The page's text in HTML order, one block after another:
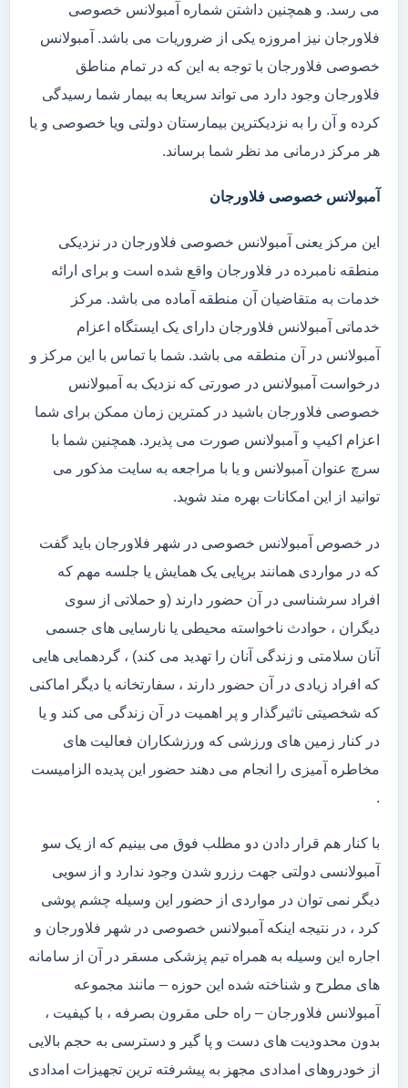
می رسد. و همچنین داشتن شماره آمبولانس خصوصی
فلاورجان نیز امروزه یکی از ضروریات می باشد. آمبولانس
خصوصی فلاورجان با توجه به این که در تمام مناطق
فلاورجان وجود دارد می تواند سریعا به بیمار شما رسیدگی
کرده و آن را به نزدیکترین بیمارستان دولتی ویا خصوصی و یا
هر مرکز درمانی مد نظر شما برساند.
آمبولانس خصوصی فلاورجان
این مرکز یعنی آمبولانس خصوصی فلاورجان در نزدیکی
منطقه نامبرده در فلاورجان واقع شده است و برای ارائه
خدمات به متقاضیان آن منطقه آماده می باشد. مرکز
خدماتی آمبولانس فلاورجان دارای یک ایستگاه اعزام
آمبولانس در آن منطقه می باشد. شما با تماس با این مرکز و
درخواست آمبولانس در صورتی که نزدیک به آمبولانس
خصوصی فلاورجان باشید در کمترین زمان ممکن برای شما
اعزام اکیپ و آمبولانس صورت می پذیرد. همچنین شما با
سرچ عنوان آمبولانس و یا با مراجعه به سایت مذکور می
توانید از این امکانات بهره مند شوید.
در خصوص آمبولانس خصوصی در شهر فلاورجان باید گفت
که در مواردی همانند برپایی یک همایش یا جلسه مهم که
افراد سرشناسی در آن حضور دارند (و حملاتی از سوی
دیگران ، حوادث ناخواسته محیطی یا نارسایی های جسمی
آنان سلامتی و زندگی آنان را تهدید می کند) ، گردهمایی هایی
که افراد زیادی در آن حضور دارند ، سفارتخانه یا دیگر اماکنی
که شخصیتی تاثیرگذار و پر اهمیت در آن زندگی می کند و یا
در کنار زمین های ورزشی که ورزشکاران فعالیت های
مخاطره آمیزی را انجام می دهند حضور این پدیده الزامیست
.
با کنار هم قرار دادن دو مطلب فوق می بینیم که از یک سو
آمبولانسی دولتی جهت رزرو شدن وجود ندارد و از سویی
دیگر نمی توان در مواردی از حضور این وسیله چشم پوشی
کرد ، در نتیجه اینکه آمبولانس خصوصی در شهر فلاورجان و
اجاره این وسیله به همراه تیم پزشکی مسقر در آن از سامانه
های مطرح و شناخته شده این حوزه – مانند مجموعه
آمبولانس فلاورجان – راه حلی مقرون بصرفه ، با کیفیت ،
بدون محدودیت های دست و پا گیر و دسترسی به حجم بالایی
از خودروهای امدادی مجهز به پیشرفته ترین تجهیزات امدادی